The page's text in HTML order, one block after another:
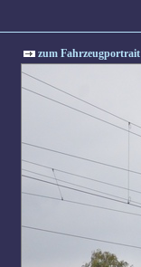
zum Fahrzeugportrait